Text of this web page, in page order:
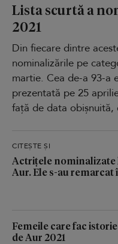
Lista scurtă a
2021
Din fiecare dintre
nominalizările pe
martie. Cea de-a 93-a
prezentată pe 25
față de data obișnuită,
CITEȘTE ȘI
Actrițele nominalizate
Aur. Ele s-au remarcat
Femeile care fac
de Aur 2021